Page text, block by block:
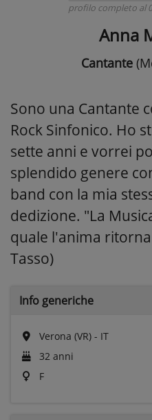
profilo completo al
Anna
Cantante
Sono una Cantante
Rock Sinfonico. Ho
sette anni e vorrei
splendido genere
band con la mia
dedizione. "La
quale l'anima
Tasso)
Info generiche
Verona (VR) - IT
32 anni
F